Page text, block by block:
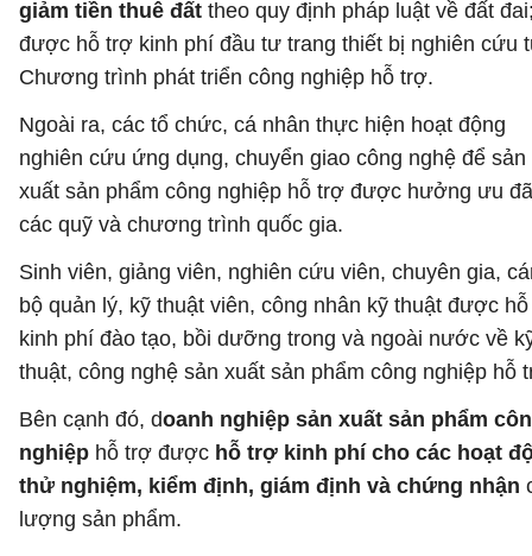
giảm tiền thuê đất theo quy định pháp luật về đất
được hỗ trợ kinh phí đầu tư trang thiết bị nghiên cứu
Chương trình phát triển công nghiệp hỗ trợ.
Ngoài ra, các tổ chức, cá nhân thực hiện hoạt động
nghiên cứu ứng dụng, chuyển giao công nghệ để sản
xuất sản phẩm công nghiệp hỗ trợ được hưởng ưu
các quỹ và chương trình quốc gia.
Sinh viên, giảng viên, nghiên cứu viên, chuyên gia,
bộ quản lý, kỹ thuật viên, công nhân kỹ thuật được
kinh phí đào tạo, bồi dưỡng trong và ngoài nước về
thuật, công nghệ sản xuất sản phẩm công nghiệp hỗ
Bên cạnh đó, doanh nghiệp sản xuất sản phẩm
nghiệp hỗ trợ được hỗ trợ kinh phí cho các hoạt
thử nghiệm, kiểm định, giám định và chứng nhận
lượng sản phẩm.